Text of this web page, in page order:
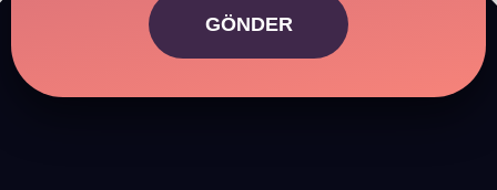
GÖNDER